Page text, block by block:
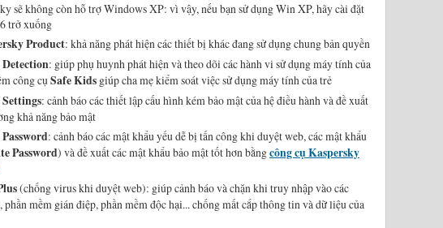
sẽ không còn hỗ trợ Windows XP: vì vậy, nếu bạn sử dụng Win XP, hãy cài đặt
trở xuống
Product: khả năng phát hiện các thiết bị khác đang sử dụng chung bản quyền
: giúp phụ huynh phát hiện và theo dõi các hành vi sử dụng máy tính của
công cụSafe Kids giúp cha mẹ kiểm soát việc sử dụng máy tính của trẻ
: cảnh báo các thiết lập cấu hình kém bảo mật của hệ điều hành và đề xuất
khả năng bảo mật
: cảnh báo các mật khẩu yếu dễ bị tấn công khi duyệt web, các mật khẩu
Password) và đề xuất các mật khẩu bảo mật tốt hơn bằngcông cụ Kaspersky
(chống virus khi duyệt web): giúp cảnh báo và chặn khi truy nhập vào các
phần mềm gián điệp, phần mềm độc hại... chống mất cắp thông tin và dữ liệu của